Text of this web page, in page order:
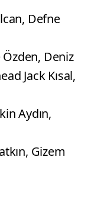
Defne
Deniz
Jack Kısal,
Aydın,
Gizem